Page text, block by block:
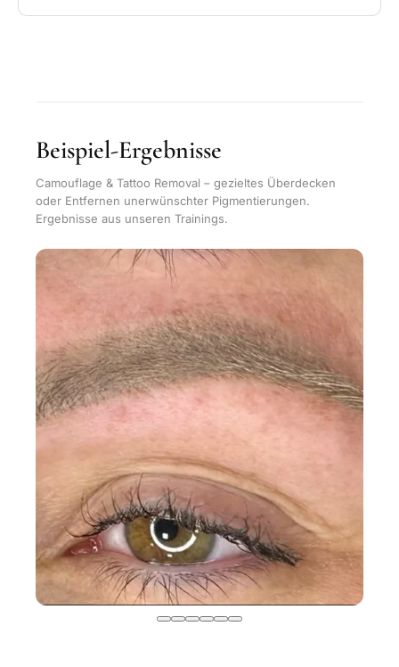
Beispiel-Ergebnisse
Camouflage & Tattoo Removal – gezieltes Überdecken
oder Entfernen unerwünschter Pigmentierungen.
Ergebnisse aus unseren Trainings.